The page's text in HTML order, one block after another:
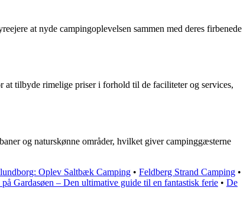
at nyde campingoplevelsen sammen med deres firbenede
at tilbyde rimelige priser i forhold til de faciliteter og services,
og naturskønne områder, hvilket giver campinggæsterne
Oplev Saltbæk Camping • Feldberg Strand Camping •
Gardasøen – Den ultimative guide til en fantastisk ferie • De